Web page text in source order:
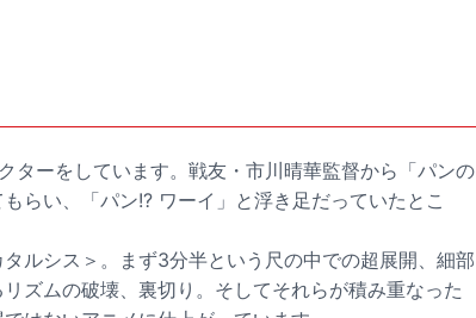
ターをしています。戦友・市川晴華監督から「パンの
らい、「パン!? ワーイ」と浮き足だっていたとこ
ルシス＞。まず3分半という尺の中での超展開、細部
ズムの破壊、裏切り。そしてそれらが積み重なった